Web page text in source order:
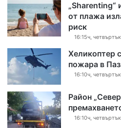
„Sharenting“
от плажа
риск
16:15ч,
Хеликоптер
пожара в
16:10ч,
Район
16:10ч,